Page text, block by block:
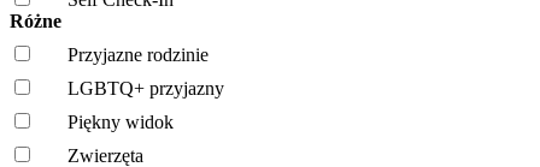
Różne
Przyjazne rodzinie
LGBTQ+ przyjazny
Piękny widok
Zwierzęta